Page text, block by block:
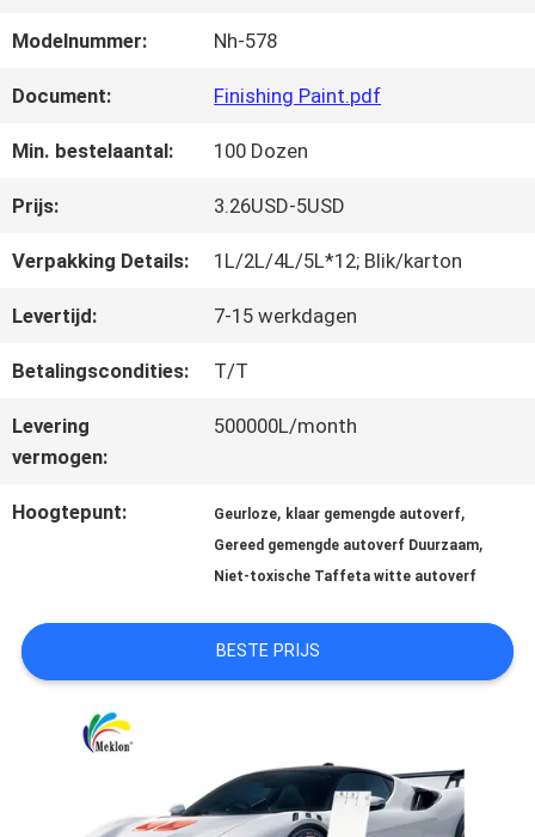
KWALITEITSCONTROLE
CONTACTEER
ONS
NIEUWS
VRAAG
EEN
AAN
SITEMAP
PRIVACYBELEID
Modelnummer: Nh-578
Document: Finishing Paint.pdf
Min. bestelaantal: 100 Dozen
Prijs: 3.26USD-5USD
Verpakking Details: 1L/2L/4L/5L*12; Blik/karton
Levertijd: 7-15 werkdagen
Betalingscondities: T/T
Levering
vermogen:
500000L/month
Hoogtepunt: Geurloze, klaar gemengde autoverf,
Gereed gemengde autoverf Duurzaam,
Niet-toxische Taffeta witte autoverf
BESTE PRIJS